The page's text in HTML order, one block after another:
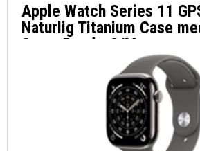
Apple Watch Series 11
Naturlig Titanium Case
Sport Band - S/M